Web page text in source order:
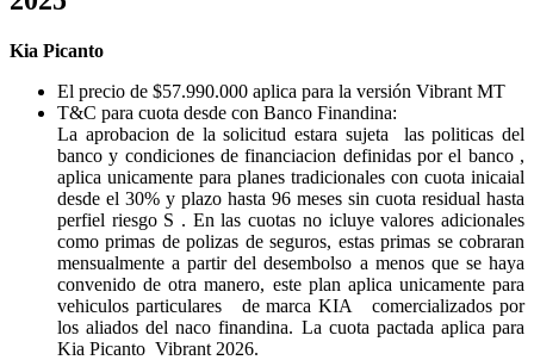
Kia Picanto
El precio de $57.990.000 aplica para la versión Vibrant MT
T&C para cuota desde con Banco Finandina:
La aprobacion de la solicitud estara sujeta las politicas del
banco y condiciones de financiacion definidas por el banco ,
aplica unicamente para planes tradicionales con cuota inicaial
desde el 30% y plazo hasta 96 meses sin cuota residual hasta
perfiel riesgo S . En las cuotas no icluye valores adicionales
como primas de polizas de seguros, estas primas se cobraran
mensualmente a partir del desembolso a menos que se haya
convenido de otra manero, este plan aplica unicamente para
vehiculos particulares de marca KIA comercializados por
los aliados del naco finandina. La cuota pactada aplica para
Kia Picanto Vibrant 2026.